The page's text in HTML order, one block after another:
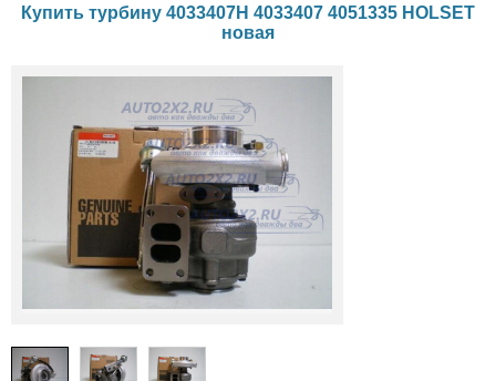
Купить турбину 4033407H 4033407 4051335 HOLSET
новая